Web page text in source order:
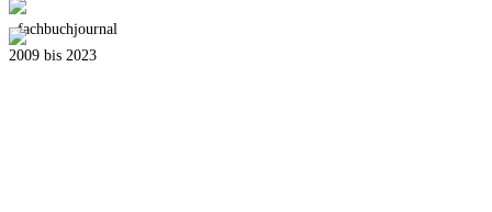
fachbuchjournal
2009 bis 2023